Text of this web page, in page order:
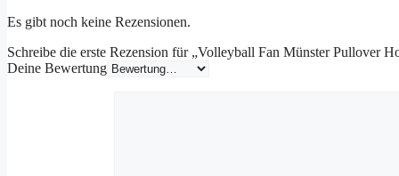
Es gibt noch keine Rezensionen.
Schreibe die erste Rezension für „Volleyball Fan Münster Pullover
Deine Bewertung